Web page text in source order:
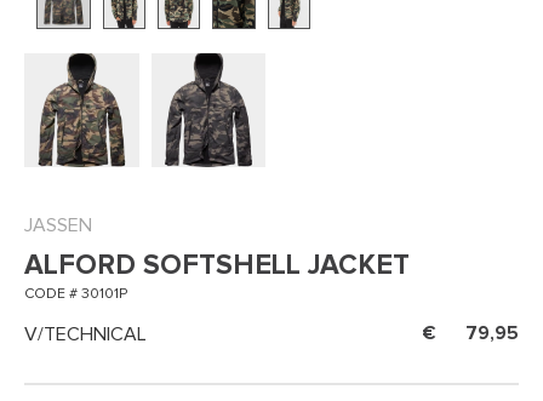
JASSEN
ALFORD SOFTSHELL JACKET
CODE # 30101P
V/TECHNICAL 79,95